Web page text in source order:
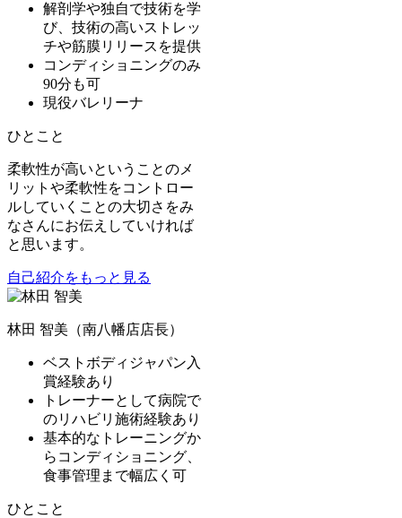
解剖学や独自で技術を学
び、技術の高いストレッ
チや筋膜リリースを提供
コンディショニングのみ
90分も可
現役バレリーナ
ひとこと
柔軟性が高いということのメ
リットや柔軟性をコントロー
ルしていくことの大切さをみ
なさんにお伝えしていければ
と思います。
自己紹介をもっと見る
林田 智美（南八幡店店長）
ベストボディジャパン入
賞経験あり
トレーナーとして病院で
のリハビリ施術経験あり
基本的なトレーニングか
らコンディショニング、
食事管理まで幅広く可
ひとこと